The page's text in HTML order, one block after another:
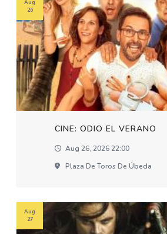
CINE: ODIO EL VERANO
Aug 26, 2026 22:00
Plaza De Toros De Úbeda
Aug
26
Aug
27